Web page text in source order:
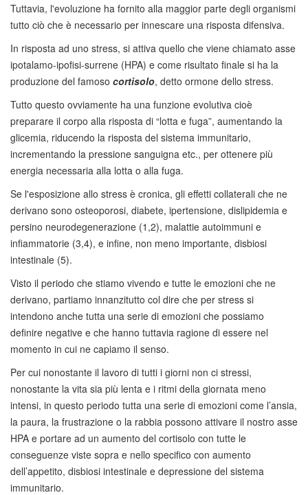
Tuttavia, l'evoluzione ha fornito alla maggior parte degli organismi
tutto ciò che è necessario per innescare una risposta difensiva.
In risposta ad uno stress, si attiva quello che viene chiamato asse
ipotalamo-ipofisi-surrene (HPA) e come risultato finale si ha la
produzione del famoso cortisolo, detto ormone dello stress.
Tutto questo ovviamente ha una funzione evolutiva cioè
preparare il corpo alla risposta di “lotta e fuga”, aumentando la
glicemia, riducendo la risposta del sistema immunitario,
incrementando la pressione sanguigna etc., per ottenere più
energia necessaria alla lotta o alla fuga.
Se l'esposizione allo stress è cronica, gli effetti collaterali che ne
derivano sono osteoporosi, diabete, ipertensione, dislipidemia e
persino neurodegenerazione (1,2), malattie autoimmuni e
infiammatorie (3,4), e infine, non meno importante, disbiosi
intestinale (5).
Visto il periodo che stiamo vivendo e tutte le emozioni che ne
derivano, partiamo innanzitutto col dire che per stress si
intendono anche tutta una serie di emozioni che possiamo
definire negative e che hanno tuttavia ragione di essere nel
momento in cui ne capiamo il senso.
Per cui nonostante il lavoro di tutti i giorni non ci stressi,
nonostante la vita sia più lenta e i ritmi della giornata meno
intensi, in questo periodo tutta una serie di emozioni come l’ansia,
la paura, la frustrazione o la rabbia possono attivare il nostro asse
HPA e portare ad un aumento del cortisolo con tutte le
conseguenze viste sopra e nello specifico con aumento
dell’appetito, disbiosi intestinale e depressione del sistema
immunitario.